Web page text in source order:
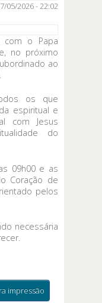
05/2026 - 22:02
com o Papa
no próximo
ao
os que
espiritual e
com Jesus
do
09h00 e as
Coração de
pelos
necessária
impressão